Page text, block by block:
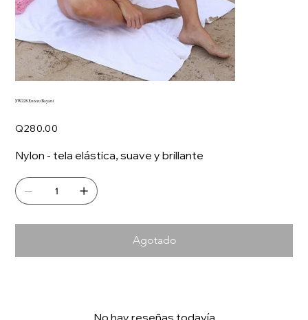
SW228 Entero Bayani
Q280.00
Nylon - tela elástica, suave y brillante
Agotado
No hay reseñas todavía